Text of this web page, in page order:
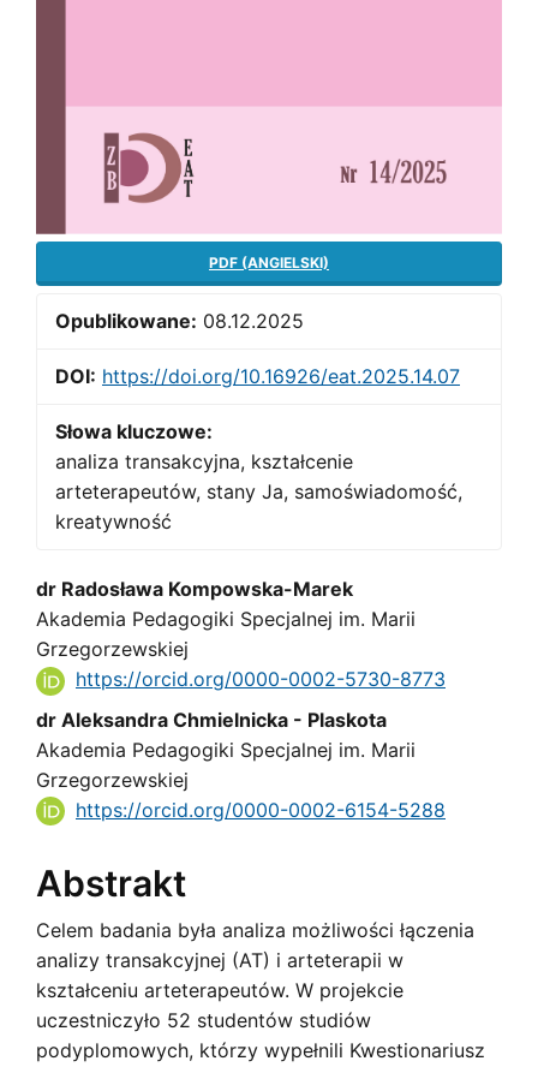
PDF (ANGIELSKI)
Opublikowane: 08.12.2025
DOI: https://doi.org/10.16926/eat.2025.14.07
Słowa kluczowe:
analiza transakcyjna, kształcenie
arteterapeutów, stany Ja, samoświadomość,
kreatywność
Main
Article
Content
dr Radosława Kompowska-Marek
Akademia Pedagogiki Specjalnej im. Marii
Grzegorzewskiej
https://orcid.org/0000-0002-5730-8773
dr Aleksandra Chmielnicka - Plaskota
Akademia Pedagogiki Specjalnej im. Marii
Grzegorzewskiej
https://orcid.org/0000-0002-6154-5288
Abstrakt
Celem badania była analiza możliwości łączenia
analizy transakcyjnej (AT) i arteterapii w
kształceniu arteterapeutów. W projekcie
uczestniczyło 52 studentów studiów
podyplomowych, którzy wypełnili Kwestionariusz